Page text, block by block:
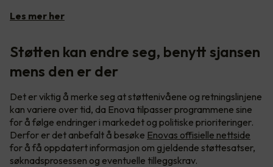
Les mer her
Støtten kan endre seg, benytt sjansen
mens den er der
Det er viktig å merke seg at støttenivåene og retningslinjene
kan variere over tid, da Enova tilpasser programmene sine
for å følge endringer i markedet og politiske prioriteringer.
Derfor er det anbefalt å besøke Enovas offisielle nettside
for å få oppdatert informasjon om gjeldende støttesatser,
søknadsprosessen og eventuelle tilleggskrav.